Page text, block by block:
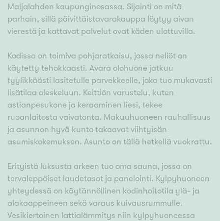
Maljalahden kaupunginosassa. Sijainti on mitä
parhain, sillä päivittäistavarakauppa löytyy aivan
vierestä ja kattavat palvelut ovat käden ulottuvilla.
Kodissa on toimiva pohjaratkaisu, jossa neliöt on
käytetty tehokkaasti. Avara olohuone jatkuu
tyylikkäästi lasitetulle parvekkeelle, joka tuo mukavasti
lisätilaa oleskeluun. Keittiön varustelu, kuten
astianpesukone ja keraaminen liesi, tekee
ruoanlaitosta vaivatonta. Makuuhuoneen rauhallisuus
ja asunnon hyvä kunto takaavat viihtyisän
asumiskokemuksen. Asunto on tällä hetkellä vuokrattu.
Erityistä luksusta arkeen tuo oma sauna, jossa on
tervaleppäiset laudetasot ja panelointi. Kylpyhuoneen
yhteydessä on käytännöllinen kodinhoitotila ylä- ja
alakaappeineen sekä varaus kuivausrummulle.
Vesikiertoinen lattialämmitys niin kylpyhuoneessa